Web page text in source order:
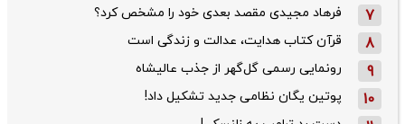
7 فرهاد مجیدی مقصد بعدی خود را مشخص کرد؟
8 قرآن کتاب هدایت، عدالت و زندگی است
9 رونمایی رسمی گل‌گهر از جذب عالیشاه
10 پوتین یگان نظامی جدید تشکیل داد!